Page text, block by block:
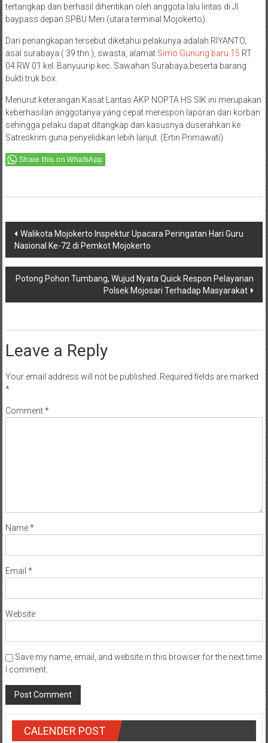
tertangkap dan berhasil dihentikan oleh anggota lalu lintas di Jl
baypass depan SPBU Meri (utara terminal Mojokerto).
Dari penangkapan tersebut diketahui pelakunya adalah RIYANTO,
asal surabaya ( 39 thn ), swasta, alamat Simo Gunung baru 15 RT
04 RW 01 kel. Banyuurip kec. Sawahan Surabaya,beserta barang
bukti truk box.
Menurut keterangan Kasat Lantas AKP NOPTA HS SIK ini merupakan
keberhasilan anggotanya yang cepat merespon laporan dari korban
sehingga pelaku dapat ditangkap dan kasusnya duserahkan ke
Satreskrim guna penyelidikan lebih lanjut. (Ertin Primawati)
Share this on WhatsApp
Post
navigation
Walikota Mojokerto Inspektur Upacara Peringatan Hari Guru
Nasional Ke-72 di Pemkot Mojokerto
Potong Pohon Tumbang, Wujud Nyata Quick Respon Pelayanan
Polsek Mojosari Terhadap Masyarakat
Leave a Reply
Your email address will not be published. Required fields are marked
*
Comment*
Name*
Email *
Website
Save my name, email, and website in this browser for the next time
I comment.
CALENDER POST